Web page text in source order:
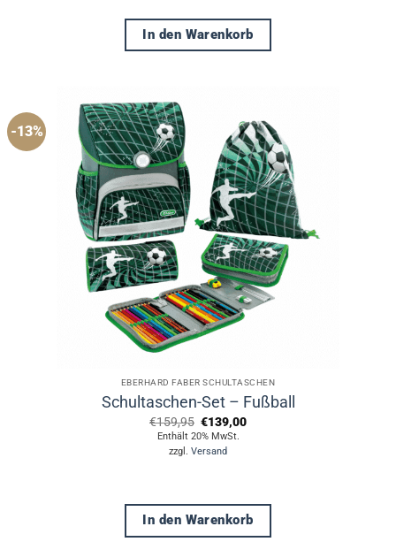
In den Warenkorb
-13%
EBERHARD FABER SCHULTASCHEN
Schultaschen-Set – Fußball
€159,95 Ursprünglicher
Preis
war:
€159,95
€139,00Aktueller
Enthält 20% MwSt.
zzgl. Versand
In den Warenkorb